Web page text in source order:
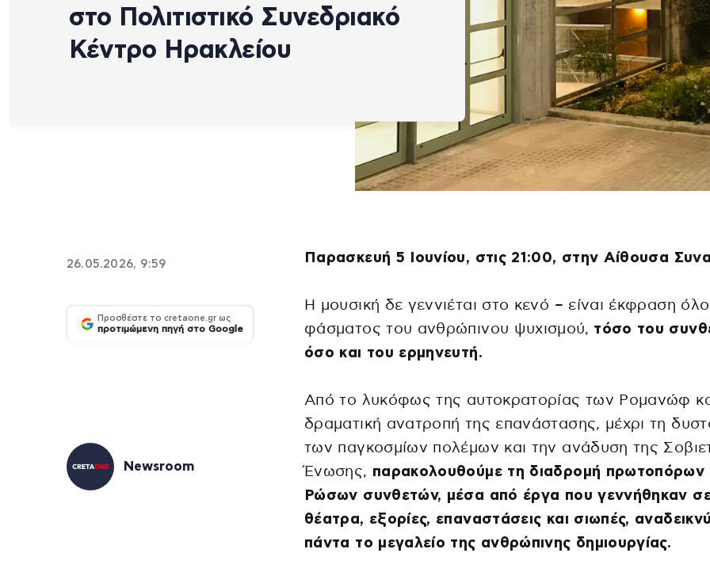
στο Πολιτιστικό Συνεδριακό
Κέντρο Ηρακλείου
26.05.2026, 9:59
Προσθέστε το cretaone.gr ως
προτιμώμενη πηγή στο Google
Newsroom
Παρασκευή 5 Ιουνίου, στις 21:00, στην Αίθουσα
Η μουσική δε γεννιέται στο κενό – είναι έκφραση
φάσματος του ανθρώπινου ψυχισμού, τόσο του
όσο και του ερμηνευτή.
Από το λυκόφως της αυτοκρατορίας των Ρομανώφ
δραματική ανατροπή της επανάστασης, μέχρι τη
των παγκοσμίων πολέμων και την ανάδυση της
Ένωσης, παρακολουθούμε τη διαδρομή πρωτοπόρων
Ρώσων συνθετών, μέσα από έργα που γεννήθηκαν
θέατρα, εξορίες, επαναστάσεις και σιωπές,
πάντα το μεγαλείο της ανθρώπινης δημιουργίας.